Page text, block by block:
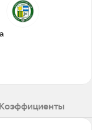
Коэффициенты